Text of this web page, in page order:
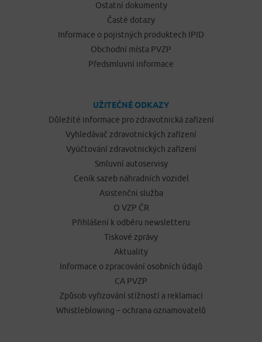
Ostatní dokumenty
Časté dotazy
Informace o pojistných produktech IPID
Obchodní místa PVZP
Předsmluvní informace
UŽITEČNÉ ODKAZY
Důležité informace pro zdravotnická zařízení
Vyhledávač zdravotnických zařízení
Vyúčtování zdravotnických zařízení
Smluvní autoservisy
Ceník sazeb náhradních vozidel
Asistenční služba
O VZP ČR
Přihlášení k odběru newsletteru
Tiskové zprávy
Aktuality
Informace o zpracování osobních údajů
CA PVZP
Způsob vyřizování stížností a reklamací
Whistleblowing – ochrana oznamovatelů